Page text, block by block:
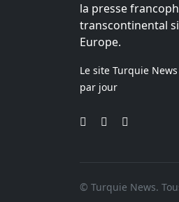
la presse
transcontinental
Europe.
Le site Turquie
par jour
© Turquie News.